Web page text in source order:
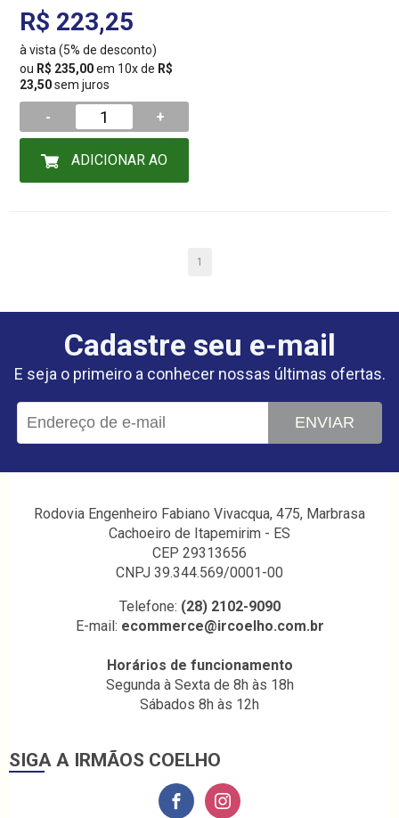
R$ 223,25
à vista (5% de desconto)
ou R$ 235,00em 10x de R$
23,50sem juros
- +
1
Cadastre seu e-mail
E seja o primeiro a conhecer nossas últimas ofertas.
ENVIAR
Rodovia Engenheiro Fabiano Vivacqua, 475, Marbrasa
Cachoeiro de Itapemirim - ES
CEP 29313656
CNPJ 39.344.569/0001-00
Telefone: (28) 2102-9090
E-mail: ecommerce@ircoelho.com.br
Horários de funcionamento
Segunda à Sexta de 8h às 18h
Sábados 8h às 12h
SIGA A IRMÃOS COELHO